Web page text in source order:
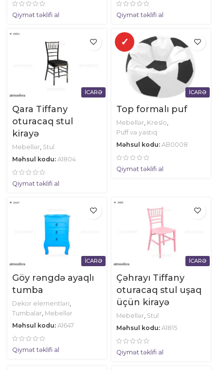
Qiymət təklifi al Qiymət təklifi al
İCARƏ
Qara Tiffany
oturacaq stul
kirayə
Mebellər Stul
Məhsul kodu: A1804
Qiymət təklifi al
İCARƏ
✓
Top formalı puf
Mebellər Kreslo
Puff və yastıq
Məhsul kodu: AB0008
Qiymət təklifi al
İCARƏ
Göy rəngdə ayaqlı
tumba
Dekor elementləri
Tumbalar Mebellər
Məhsul kodu: A1647
Qiymət təklifi al
İCARƏ
Çəhrayı Tiffany
oturacaq stul uşaq
üçün kirayə
Mebellər Stul
Məhsul kodu: A1815
Qiymət təklifi al